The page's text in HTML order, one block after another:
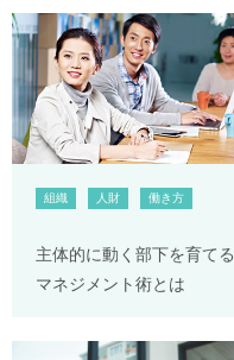
組織 人財 働き方
主体的に動く部下を育てる
マネジメント術とは